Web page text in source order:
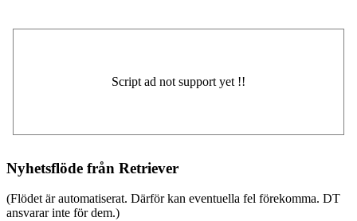
Nyhetsflöde från Retriever
(Flödet är automatiserat. Därför kan eventuella fel förekomma. DT
ansvarar inte för dem.)